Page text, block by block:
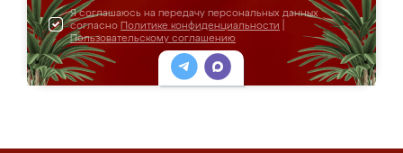
Я соглашаюсь на передачу персональных данных
согласно Политике конфиденциальности
Пользовательскому соглашению